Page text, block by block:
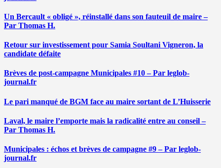
Un Bercault « obligé », réinstallé dans son fauteuil de maire –
Par Thomas H.
Retour sur investissement pour Samia Soultani Vigneron, la
candidate défaite
Brèves de post-campagne Municipales #10 – Par leglob-
journal.fr
Le pari manqué de BGM face au maire sortant de L’Huisserie
Laval, le maire l’emporte mais la radicalité entre au conseil –
Par Thomas H.
Municipales : échos et brèves de campagne #9 – Par leglob-
journal.fr